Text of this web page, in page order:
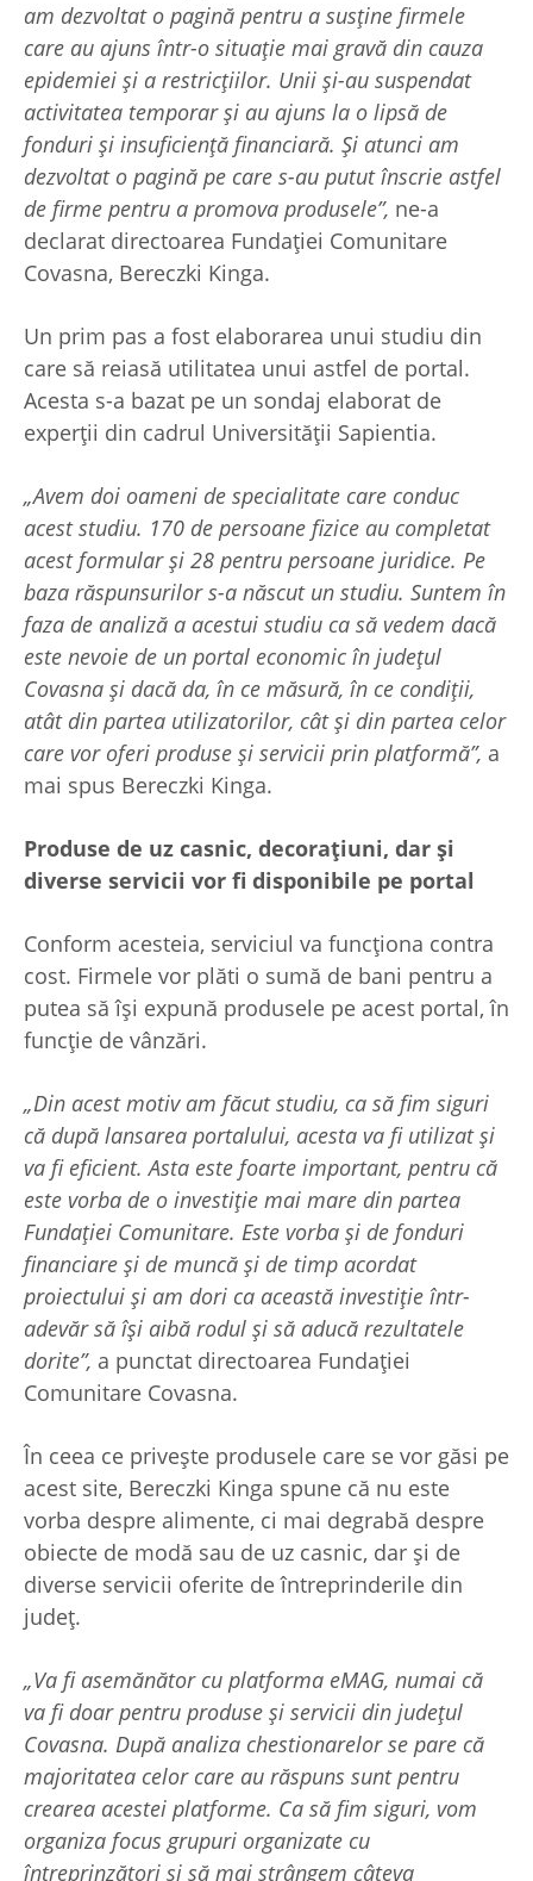
am dezvoltat o pagină pentru a susține firmele
care au ajuns într-o situație mai gravă din cauza
epidemiei și a restricțiilor. Unii și-au suspendat
activitatea temporar și au ajuns la o lipsă de
fonduri și insuficiență financiară. Și atunci am
dezvoltat o pagină pe care s-au putut înscrie astfel
de firme pentru a promova produsele”, ne-a
declarat directoarea Fundației Comunitare
Covasna, Bereczki Kinga.
Un prim pas a fost elaborarea unui studiu din
care să reiasă utilitatea unui astfel de portal.
Acesta s-a bazat pe un sondaj elaborat de
experții din cadrul Universității Sapientia.
„Avem doi oameni de specialitate care conduc
acest studiu. 170 de persoane fizice au completat
acest formular și 28 pentru persoane juridice. Pe
baza răspunsurilor s-a născut un studiu. Suntem în
faza de analiză a acestui studiu ca să vedem dacă
este nevoie de un portal economic în județul
Covasna și dacă da, în ce măsură, în ce condiții,
atât din partea utilizatorilor, cât și din partea celor
care vor oferi produse și servicii prin platformă”, a
mai spus Bereczki Kinga.
Produse de uz casnic, decorațiuni, dar și
diverse servicii vor fi disponibile pe portal
Conform acesteia, serviciul va funcționa contra
cost. Firmele vor plăti o sumă de bani pentru a
putea să își expună produsele pe acest portal, în
funcție de vânzări.
„Din acest motiv am făcut studiu, ca să fim siguri
că după lansarea portalului, acesta va fi utilizat și
va fi eficient. Asta este foarte important, pentru că
este vorba de o investiție mai mare din partea
Fundației Comunitare. Este vorba și de fonduri
financiare și de muncă și de timp acordat
proiectului și am dori ca această investiție într-
adevăr să își aibă rodul și să aducă rezultatele
dorite”, a punctat directoarea Fundației
Comunitare Covasna.
În ceea ce privește produsele care se vor găsi pe
acest site, Bereczki Kinga spune că nu este
vorba despre alimente, ci mai degrabă despre
obiecte de modă sau de uz casnic, dar și de
diverse servicii oferite de întreprinderile din
județ.
„Va fi asemănător cu platforma eMAG, numai că
va fi doar pentru produse și servicii din județul
Covasna. După analiza chestionarelor se pare că
majoritatea celor care au răspuns sunt pentru
crearea acestei platforme. Ca să fim siguri, vom
organiza focus grupuri organizate cu
întreprinzători și să mai strângem câteva